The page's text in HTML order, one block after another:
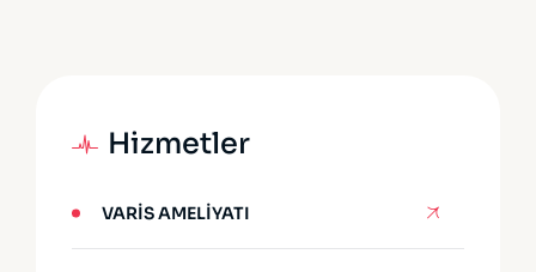
Hizmetler
VARIS AMELIYATI